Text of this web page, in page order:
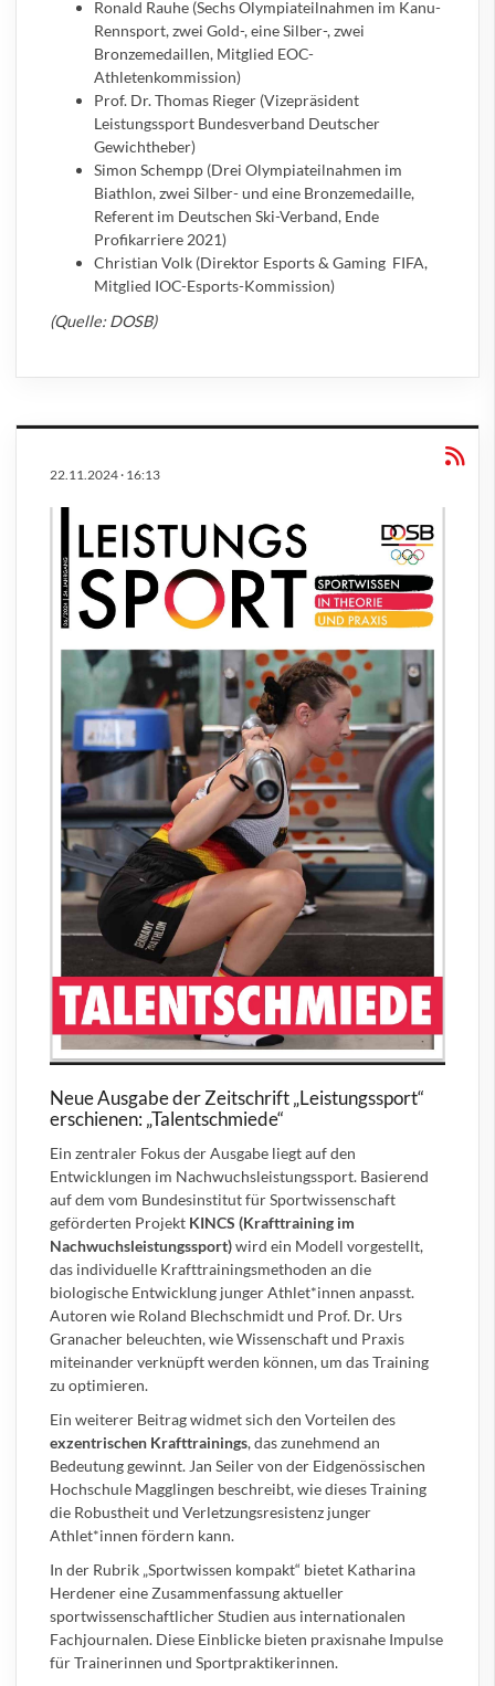
Ronald Rauhe (Sechs Olympiateilnahmen im Kanu-
Rennsport, zwei Gold-, eine Silber-, zwei
Bronzemedaillen, Mitglied EOC-
Athletenkommission)
Prof. Dr. Thomas Rieger (Vizepräsident
Leistungssport Bundesverband Deutscher
Gewichtheber)
Simon Schempp (Drei Olympiateilnahmen im
Biathlon, zwei Silber- und eine Bronzemedaille,
Referent im Deutschen Ski-Verband, Ende
Profikarriere 2021)
Christian Volk (Direktor Esports & Gaming FIFA,
Mitglied IOC-Esports-Kommission)
(Quelle: DOSB)
22.11.2024· 16:13
Neue Ausgabe der Zeitschrift „Leistungssport“
erschienen: „Talentschmiede“
Ein zentraler Fokus der Ausgabe liegt auf den
Entwicklungen im Nachwuchsleistungssport. Basierend
auf dem vom Bundesinstitut für Sportwissenschaft
geförderten Projekt KINCS (Krafttraining im
Nachwuchsleistungssport)wird ein Modell vorgestellt,
das individuelle Krafttrainingsmethoden an die
biologische Entwicklung junger Athlet*innen anpasst.
Autoren wie Roland Blechschmidt und Prof. Dr. Urs
Granacher beleuchten, wie Wissenschaft und Praxis
miteinander verknüpft werden können, um das Training
zu optimieren.
Ein weiterer Beitrag widmet sich den Vorteilen des
exzentrischen Krafttrainings, das zunehmend an
Bedeutung gewinnt. Jan Seiler von der Eidgenössischen
Hochschule Magglingen beschreibt, wie dieses Training
die Robustheit und Verletzungsresistenz junger
Athlet*innen fördern kann.
In der Rubrik „Sportwissen kompakt“ bietet Katharina
Herdener eine Zusammenfassung aktueller
sportwissenschaftlicher Studien aus internationalen
Fachjournalen. Diese Einblicke bieten praxisnahe Impulse
für Trainerinnen und Sportpraktikerinnen.